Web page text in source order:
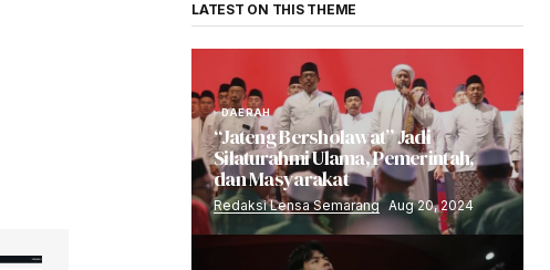
LATEST ON THIS THEME
DAERAH
“Jateng Bersholawat” Jadi
Silaturahmi Ulama, Pemerintah,
dan Masyarakat
Redaksi Lensa Semarang Aug 20, 2024